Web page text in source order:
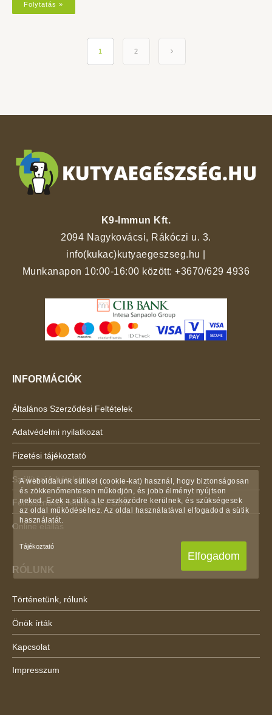
Folytatás »
1 2
K9-Immun Kft.
2094 Nagykovácsi, Rákóczi u. 3.
info(kukac)kutyaegeszseg.hu
Munkanapon 10:00-16:00 között:+3670/629 4936
INFORMÁCIÓK
Általános Szerződési Feltételek
Adatvédelmi nyilatkozat
Fizetési tájékoztató
Szállítási feltételek
Felhasználási feltételek + Sütik
Online elállás
RÓLUNK
Történetünk, rólunk
Önök írták
Kapcsolat
Impresszum
A weboldalunk sütiket (cookie-kat) használ, hogy biztonságosan
és zökkenőmentesen működjön, és jobb élményt nyújtson
neked. Ezek a sütik a te eszközödre kerülnek, és szükségesek
az oldal működéséhez. Az oldal használatával elfogadod a sütik
használatát.
Tájékoztató
Elfogadom